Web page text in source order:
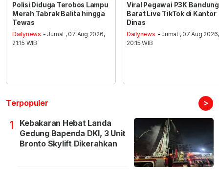
Polisi Diduga Terobos Lampu
Merah Tabrak Balita hingga
Tewas
Dailynews - Jumat , 07 Aug 2026,
21:15 WIB
Viral Pegawai P3K Bandung
Barat Live TikTok di Kantor
Dinas
Dailynews - Jumat , 07 Aug 2026,
20:15 WIB
Terpopuler >
1
Kebakaran Hebat Landa
Gedung Bapenda DKI, 3 Unit
Bronto Skylift Dikerahkan